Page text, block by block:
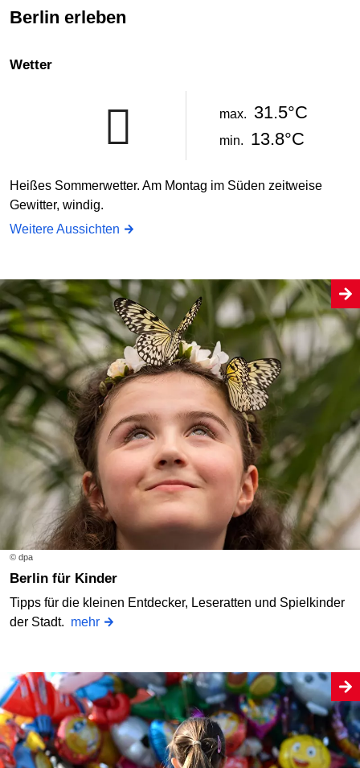
Berlin erleben
Wetter
max. 31.5°C
min. 13.8°C
Heißes Sommerwetter. Am Montag im Süden zeitweise
Gewitter, windig.
Weitere Aussichten
© dpa
Berlin für Kinder
Tipps für die kleinen Entdecker, Leseratten und Spielkinder
der Stadt. mehr